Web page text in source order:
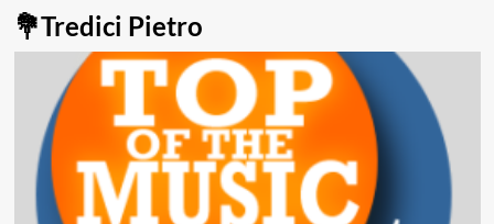
Tredici Pietro